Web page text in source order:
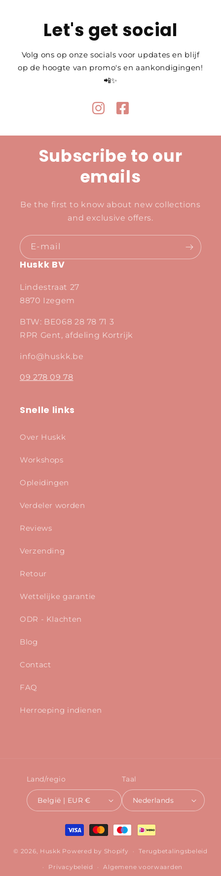
Let's get social
Volg ons op onze socials voor updates en blijf
op de hoogte van promo's en aankondigingen!
📲✨
Subscribe to our
emails
Be the first to know about new collections
and exclusive offers.
E‑mail
Huskk BV
Lindestraat 27
8870 Izegem
BTW: BE068 28 78 71 3
RPR Gent, afdeling Kortrijk
info@huskk.be
09 278 09 78
Snelle links
Over Huskk
Workshops
Opleidingen
Verdeler worden
Reviews
Verzending
Retour
Wettelijke garantie
ODR - Klachten
Blog
Contact
FAQ
Herroeping indienen
Land/regio
België | EUR €
Taal
Nederlands
Betaalmethoden
© 2026, Huskk Powered by Shopify Terugbetalingsbeleid
Privacybeleid Algemene voorwaarden